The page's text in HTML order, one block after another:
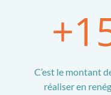
C’est le montant
réaliser en